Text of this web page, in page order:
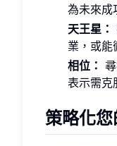
為未來成
天王星：
業，或能
相位：
表示需克
策略化